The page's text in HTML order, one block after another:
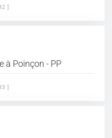
]
à Poinçon - PP
]